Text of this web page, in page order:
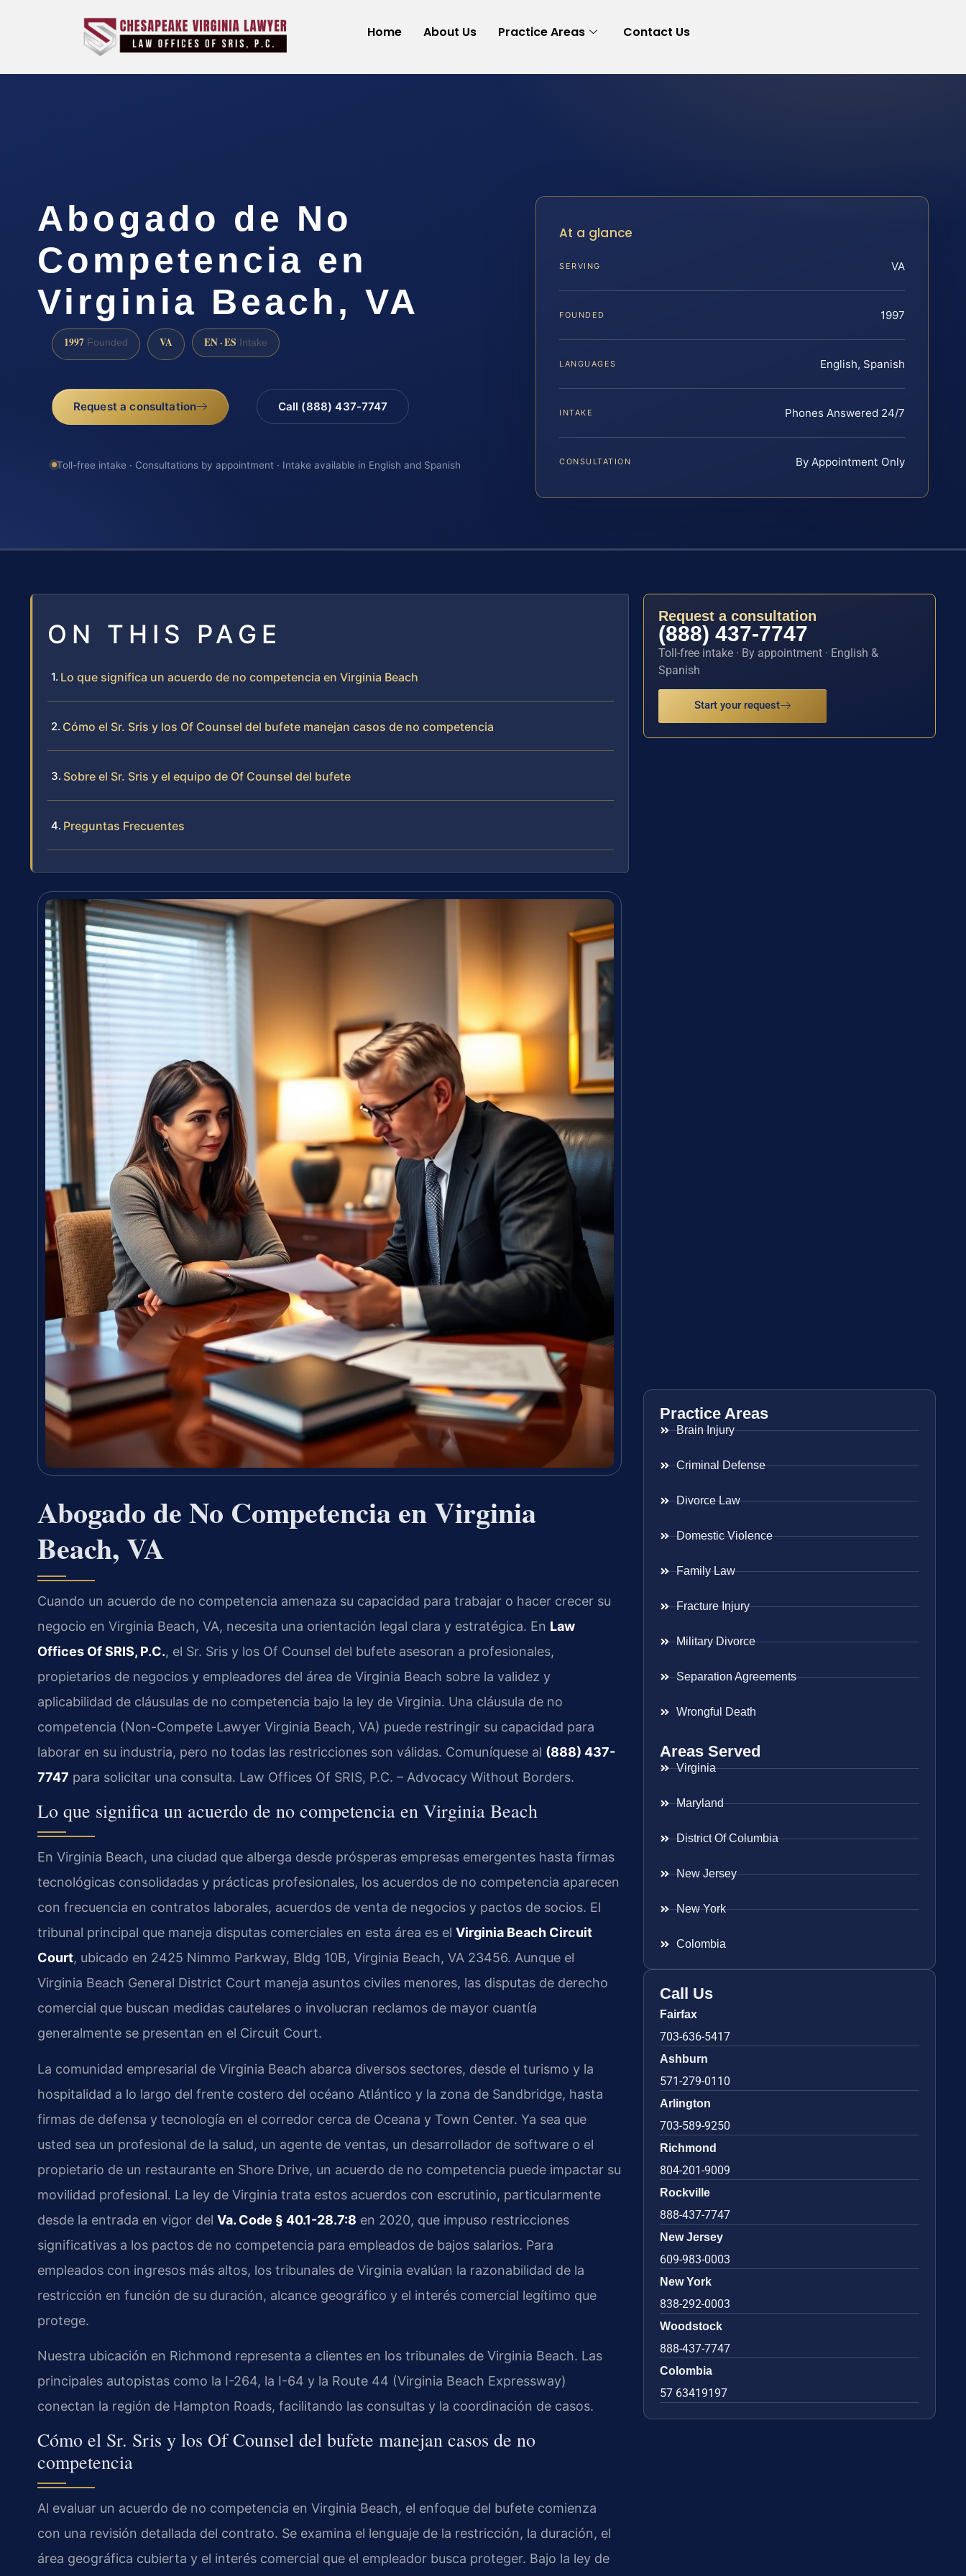
Home About Us Practice Areas Contact Us
Abogado de No
Competencia en
Virginia Beach, VA
1997 Founded VA EN · ES Intake
Request a consultation Call (888) 437-7747
Toll-free intake · Consultations by appointment · Intake available in English and Spanish
At a glance
SERVING VA
FOUNDED 1997
LANGUAGES English, Spanish
INTAKE Phones Answered 24/7
CONSULTATION By Appointment Only
ON THIS PAGE
Lo que significa un acuerdo de no competencia en Virginia Beach
Cómo el Sr. Sris y los Of Counsel del bufete manejan casos de no competencia
Sobre el Sr. Sris y el equipo de Of Counsel del bufete
Preguntas Frecuentes
Abogado de No Competencia en Virginia
Beach, VA
Cuando un acuerdo de no competencia amenaza su capacidad para trabajar o hacer crecer su
negocio en Virginia Beach, VA, necesita una orientación legal clara y estratégica. En Law
Offices Of SRIS, P.C., el Sr. Sris y los Of Counsel del bufete asesoran a profesionales,
propietarios de negocios y empleadores del área de Virginia Beach sobre la validez y
aplicabilidad de cláusulas de no competencia bajo la ley de Virginia. Una cláusula de no
competencia (Non-Compete Lawyer Virginia Beach, VA) puede restringir su capacidad para
laborar en su industria, pero no todas las restricciones son válidas. Comuníquese al (888) 437-
7747 para solicitar una consulta. Law Offices Of SRIS, P.C. – Advocacy Without Borders.
Lo que significa un acuerdo de no competencia en Virginia Beach
En Virginia Beach, una ciudad que alberga desde prósperas empresas emergentes hasta firmas
tecnológicas consolidadas y prácticas profesionales, los acuerdos de no competencia aparecen
con frecuencia en contratos laborales, acuerdos de venta de negocios y pactos de socios. El
tribunal principal que maneja disputas comerciales en esta área es el Virginia Beach Circuit
Court, ubicado en 2425 Nimmo Parkway, Bldg 10B, Virginia Beach, VA 23456. Aunque el
Virginia Beach General District Court maneja asuntos civiles menores, las disputas de derecho
comercial que buscan medidas cautelares o involucran reclamos de mayor cuantía
generalmente se presentan en el Circuit Court.
La comunidad empresarial de Virginia Beach abarca diversos sectores, desde el turismo y la
hospitalidad a lo largo del frente costero del océano Atlántico y la zona de Sandbridge, hasta
firmas de defensa y tecnología en el corredor cerca de Oceana y Town Center. Ya sea que
usted sea un profesional de la salud, un agente de ventas, un desarrollador de software o el
propietario de un restaurante en Shore Drive, un acuerdo de no competencia puede impactar su
movilidad profesional. La ley de Virginia trata estos acuerdos con escrutinio, particularmente
desde la entrada en vigor del Va. Code § 40.1-28.7:8 en 2020, que impuso restricciones
significativas a los pactos de no competencia para empleados de bajos salarios. Para
empleados con ingresos más altos, los tribunales de Virginia evalúan la razonabilidad de la
restricción en función de su duración, alcance geográfico y el interés comercial legítimo que
protege.
Nuestra ubicación en Richmond representa a clientes en los tribunales de Virginia Beach. Las
principales autopistas como la I-264, la I-64 y la Route 44 (Virginia Beach Expressway)
conectan la región de Hampton Roads, facilitando las consultas y la coordinación de casos.
Cómo el Sr. Sris y los Of Counsel del bufete manejan casos de no
competencia
Al evaluar un acuerdo de no competencia en Virginia Beach, el enfoque del bufete comienza
con una revisión detallada del contrato. Se examina el lenguaje de la restricción, la duración, el
área geográfica cubierta y el interés comercial que el empleador busca proteger. Bajo la ley de
Request a consultation
(888) 437-7747
Toll-free intake · By appointment · English &
Spanish
Start your request
Practice Areas
Brain Injury
Criminal Defense
Divorce Law
Domestic Violence
Family Law
Fracture Injury
Military Divorce
Separation Agreements
Wrongful Death
Areas Served
Virginia
Maryland
District Of Columbia
New Jersey
New York
Colombia
Call Us
Fairfax
703-636-5417
Ashburn
571-279-0110
Arlington
703-589-9250
Richmond
804-201-9009
Rockville
888-437-7747
New Jersey
609-983-0003
New York
838-292-0003
Woodstock
888-437-7747
Colombia
57 63419197